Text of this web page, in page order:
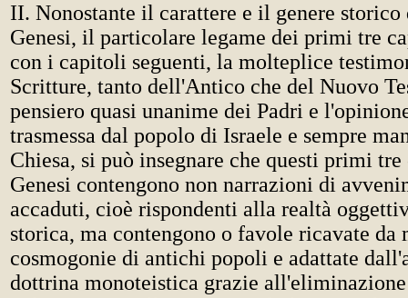
II. Nonostante il carattere e il genere
Genesi, il particolare legame dei primi tre
con i capitoli seguenti, la molteplice
Scritture, tanto dell'Antico che del Nuovo
pensiero quasi unanime dei Padri e
trasmessa dal popolo di Israele e sempre
Chiesa, si può insegnare che questi primi
Genesi contengono non narrazioni di
accaduti, cioè rispondenti alla realtà
storica, ma contengono o favole ricavate da
cosmogonie di antichi popoli e adattate
dottrina monoteistica grazie